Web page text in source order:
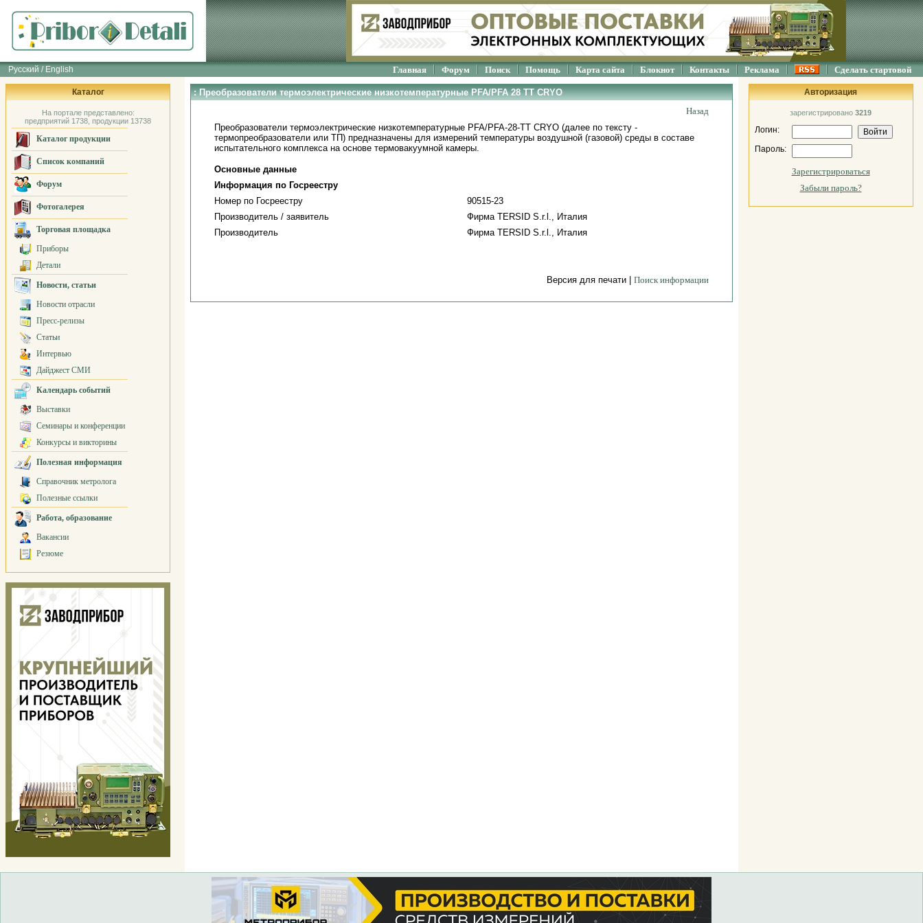
Русский / English Главная Форум Поиск Помощь Карта сайта Блокнот Контакты Реклама Сделать стартовой
Каталог
На портале представлено:
предприятий 1738, продукции 13738
Каталог продукции
Список компаний
Форум
Фотогалерея
Торговая площадка
Приборы
Детали
Новости, статьи
Новости отрасли
Пресс-релизы
Статьи
Интервью
Дайджест СМИ
Календарь событий
Выставки
Семинары и конференции
Конкурсы и викторины
Полезная информация
Справочник метролога
Полезные ссылки
Работа, образование
Вакансии
Резюме
: Преобразователи термоэлектрические низкотемпературные PFA/PFA 28 TT CRYO
Назад
Преобразователи термоэлектрические низкотемпературные PFA/PFA-28-TT CRYO (далее по тексту -
термопреобразователи или ТП) предназначены для измерений температуры воздушной (газовой) среды в составе
испытательного комплекса на основе термовакуумной камеры.
Основные данные
Информация по Госреестру
Номер по Госреестру
90515-23
Производитель / заявитель
Фирма TERSID S.r.l., Италия
Производитель
Фирма TERSID S.r.l., Италия
Версия для печати | Поиск информации
Авторизация
зарегистрировано 3219
Логин:
Пароль:
Зарегистрироваться
Забыли пароль?